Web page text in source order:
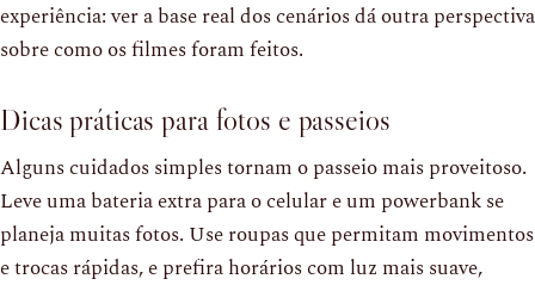
experiência: ver a base real dos cenários dá outra perspectiva
sobre como os filmes foram feitos.
Dicas práticas para fotos e passeios
Alguns cuidados simples tornam o passeio mais proveitoso.
Leve uma bateria extra para o celular e um powerbank se
planeja muitas fotos. Use roupas que permitam movimentos
e trocas rápidas, e prefira horários com luz mais suave,